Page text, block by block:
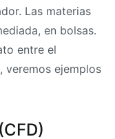
Las materias
en bolsas.
entre el
veremos ejemplos